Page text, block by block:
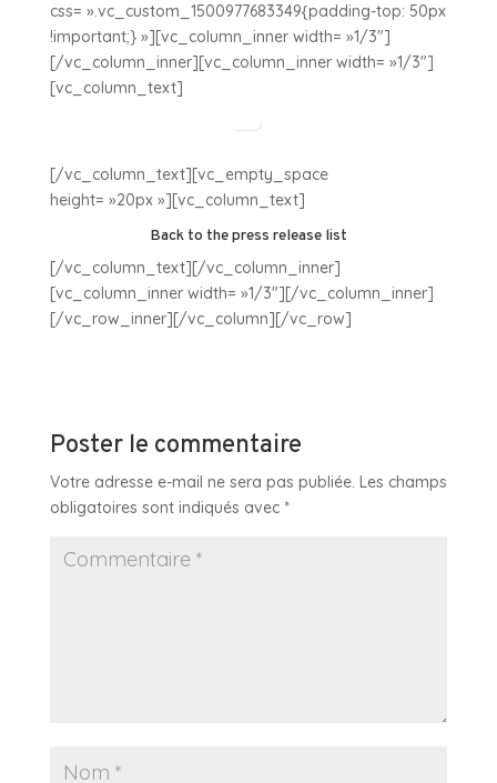
css= ».vc_custom_1500977683349{padding-top: 50px
!important;} »][vc_column_inner width= »1/3″]
[/vc_column_inner][vc_column_inner width= »1/3″]
[vc_column_text]
[/vc_column_text][vc_empty_space
height= »20px »][vc_column_text]
Back to the press release list
[/vc_column_text][/vc_column_inner]
[vc_column_inner width= »1/3″][/vc_column_inner]
[/vc_row_inner][/vc_column][/vc_row]
Poster le commentaire
Votre adresse e-mail ne sera pas publiée. Les champs
obligatoires sont indiqués avec *